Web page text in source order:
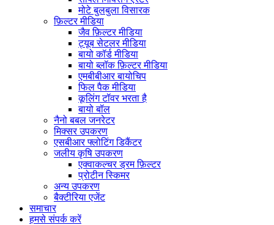
मोटे बुलबुला विसारक
फ़िल्टर मीडिया
जैव फ़िल्टर मीडिया
ट्यूब सेटलर मीडिया
बायो कॉर्ड मीडिया
बायो ब्लॉक फ़िल्टर मीडिया
एमबीबीआर बायोचिप
फिल पैक मीडिया
कूलिंग टॉवर भरता है
बायो बॉल
नैनो बबल जनरेटर
मिक्सर उपकरण
एसबीआर फ्लोटिंग डिकैंटर
जलीय कृषि उपकरण
एक्वाकल्चर ड्रम फ़िल्टर
प्रोटीन स्किमर
अन्य उपकरण
बैक्टीरिया एजेंट
समाचार
हमसे संपर्क करें